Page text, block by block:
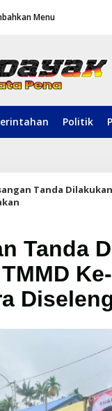
Menu
Politik
Tanda
Tanda